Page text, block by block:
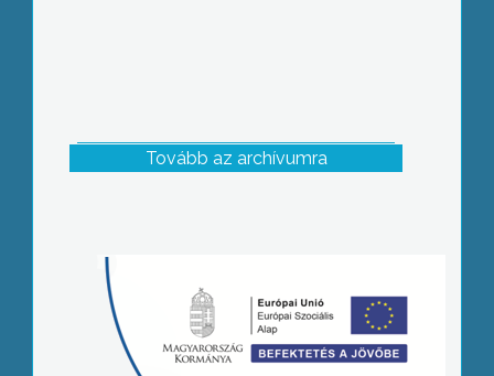
Tovább az archívumra